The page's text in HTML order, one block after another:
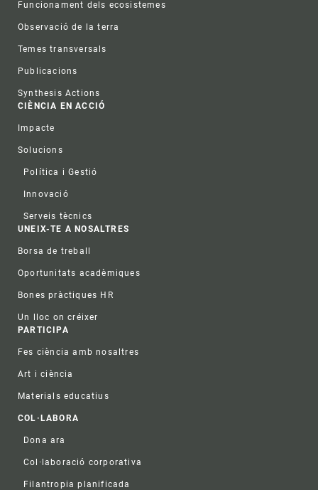
Funcionament dels ecosistemes
Observació de la terra
Temes transversals
Publicacions
Synthesis Actions
CIÈNCIA EN ACCIÓ
Impacte
Solucions
Política i Gestió
Innovació
Serveis tècnics
UNEIX-TE A NOSALTRES
Borsa de treball
Oportunitats acadèmiques
Bones pràctiques HR
Un lloc on créixer
PARTICIPA
Fes ciència amb nosaltres
Art i ciència
Materials educatius
COL·LABORA
Dona ara
Col·laboració corporativa
Filantropia planificada